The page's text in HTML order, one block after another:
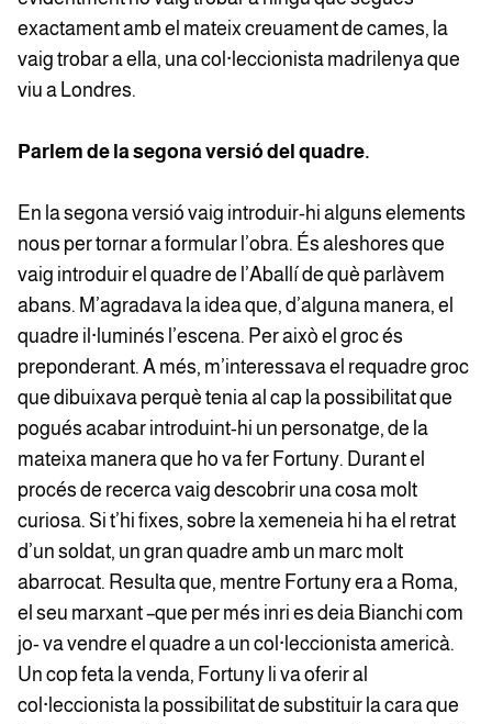
exactament amb el mateix creuament de cames, la
vaig trobar a ella, una col·leccionista madrilenya que
viu a Londres.
Parlem de la segona versió del quadre.
En la segona versió vaig introduir-hi alguns elements
nous per tornar a formular l’obra. És aleshores que
vaig introduir el quadre de l’Aballí de què parlàvem
abans. M’agradava la idea que, d’alguna manera, el
quadre il·luminés l’escena. Per això el groc és
preponderant. A més, m’interessava el requadre groc
que dibuixava perquè tenia al cap la possibilitat que
pogués acabar introduint-hi un personatge, de la
mateixa manera que ho va fer Fortuny. Durant el
procés de recerca vaig descobrir una cosa molt
curiosa. Si t’hi fixes, sobre la xemeneia hi ha el retrat
d’un soldat, un gran quadre amb un marc molt
abarrocat. Resulta que, mentre Fortuny era a Roma,
el seu marxant –que per més inri es deia Bianchi com
jo- va vendre el quadre a un col·leccionista americà.
Un cop feta la venda, Fortuny li va oferir al
col·leccionista la possibilitat de substituir la cara que